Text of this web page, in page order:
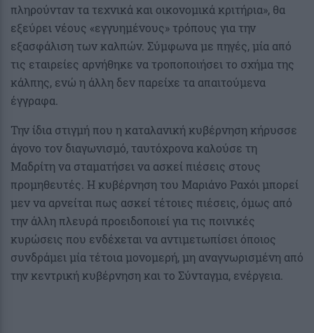
πληρούνταν τα τεχνικά και οικονομικά κριτήρια», θα
εξεύρει νέους «εγγυημένους» τρόπους για την
εξασφάλιση των καλπών. Σύμφωνα με πηγές, μία από
τις εταιρείες αρνήθηκε να τροποποιήσει το σχήμα της
κάλπης, ενώ η άλλη δεν παρείχε τα απαιτούμενα
έγγραφα.
Την ίδια στιγμή που η καταλανική κυβέρνηση κήρυσσε
άγονο τον διαγωνισμό, ταυτόχρονα καλούσε τη
Μαδρίτη να σταματήσει να ασκεί πιέσεις στους
προμηθευτές. Η κυβέρνηση του Μαριάνο Ραχόι μπορεί
μεν να αρνείται πως ασκεί τέτοιες πιέσεις, όμως από
την άλλη πλευρά προειδοποιεί για τις ποινικές
κυρώσεις που ενδέχεται να αντιμετωπίσει όποιος
συνδράμει μία τέτοια μονομερή, μη αναγνωρισμένη από
την κεντρική κυβέρνηση και το Σύνταγμα, ενέργεια.